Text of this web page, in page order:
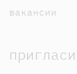
вакансии